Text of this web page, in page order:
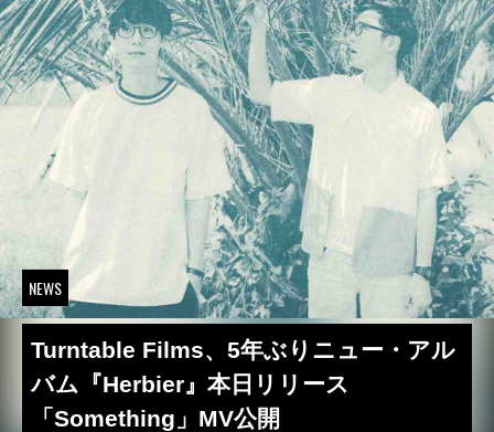
NEWS
Turntable Films、5年ぶりニュー・アル
バム『Herbier』本日リリース
「Something」MV公開